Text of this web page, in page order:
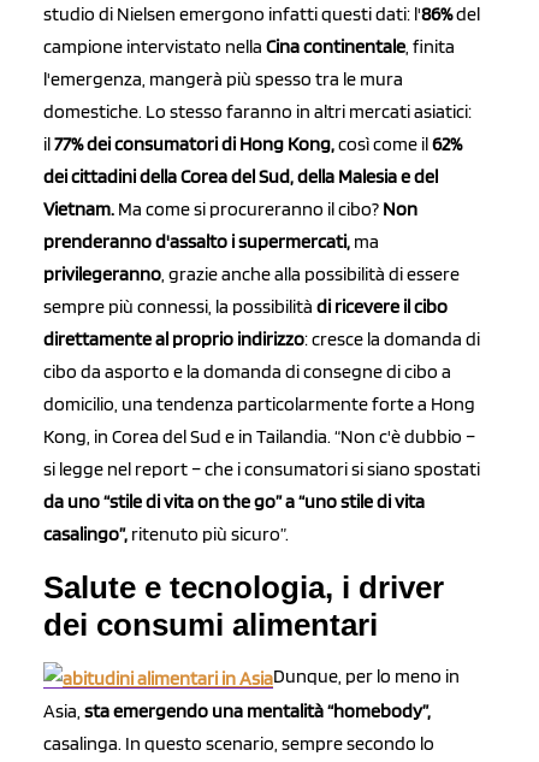
studio di Nielsen emergono infatti questi dati: l'86%del
campione intervistato nella Cina continentale, finita
l'emergenza, mangerà più spesso tra le mura
domestiche. Lo stesso faranno in altri mercati asiatici:
il77% dei consumatori di Hong Kong,così come il62%
dei cittadini della Corea del Sud, della Malesia e del
Vietnam. Ma come si procureranno il cibo? Non
prenderanno d'assalto i supermercati, ma
privilegeranno, grazie anche alla possibilità di essere
sempre più connessi, la possibilità di ricevere il cibo
direttamente al proprio indirizzo: cresce la domanda di
cibo da asporto e la domanda di consegne di cibo a
domicilio, una tendenza particolarmente forte a Hong
Kong, in Corea del Sud e in Tailandia. “Non c'è dubbio –
si legge nel report – che i consumatori si siano spostati
da uno “stile di vita on the go” a “uno stile di vita
casalingo”, ritenuto più sicuro”.
Salute e tecnologia, i driver
dei consumi alimentari
Dunque, per lo meno in
Asia, sta emergendo una mentalità “homebody”,
casalinga. In questo scenario, sempre secondo lo